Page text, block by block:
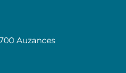
Auzances